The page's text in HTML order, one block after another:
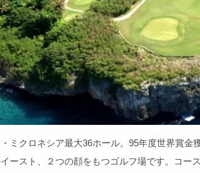
ミクロネシア最大36ホール。95年度世界賞金
イースト、２つの顔をもつゴルフ場です。コ